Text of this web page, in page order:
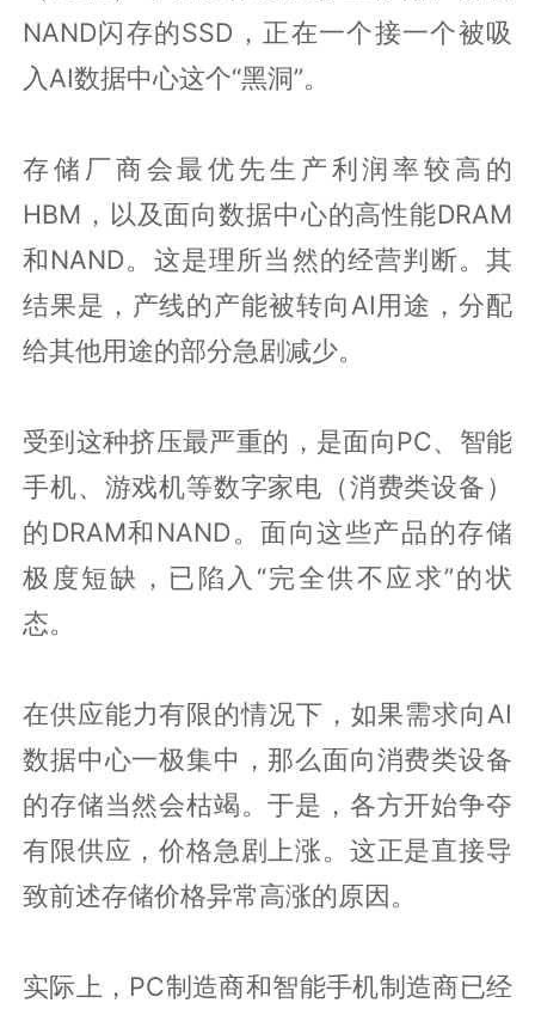
NAND闪存的SSD，正在一个接一个被吸
入AI数据中心这个“黑洞”。
存储厂商会最优先生产利润率较高的
HBM，以及面向数据中心的高性能DRAM
和NAND。这是理所当然的经营判断。其
结果是，产线的产能被转向AI用途，分配
给其他用途的部分急剧减少。
受到这种挤压最严重的，是面向PC、智能
手机、游戏机等数字家电（消费类设备）
的DRAM和NAND。面向这些产品的存储
极度短缺，已陷入“完全供不应求”的状
态。
在供应能力有限的情况下，如果需求向AI
数据中心一极集中，那么面向消费类设备
的存储当然会枯竭。于是，各方开始争夺
有限供应，价格急剧上涨。这正是直接导
致前述存储价格异常高涨的原因。
实际上，PC制造商和智能手机制造商已经